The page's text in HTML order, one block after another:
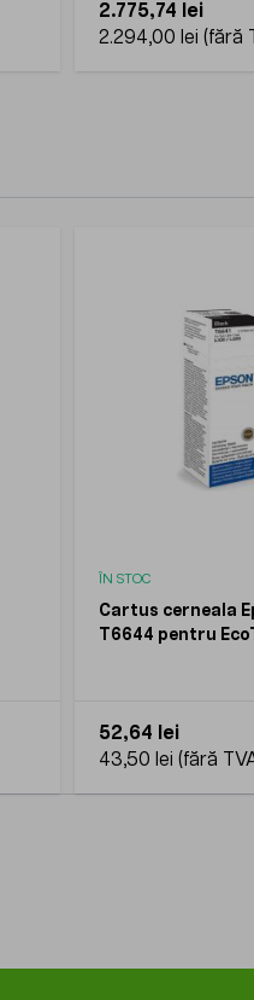
2.775,74 lei
2.294,00 lei
ÎN STOC
Cartus cerneala
T6644 pentru
52,64 lei
43,50 lei